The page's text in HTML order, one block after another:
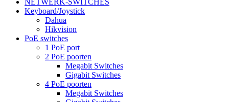
NETWERK-SWITCHES
Keyboard/Joystick
Dahua
Hikvision
PoE switches
1 PoE port
2 PoE poorten
Megabit Switches
Gigabit Switches
4 PoE poorten
Megabit Switches